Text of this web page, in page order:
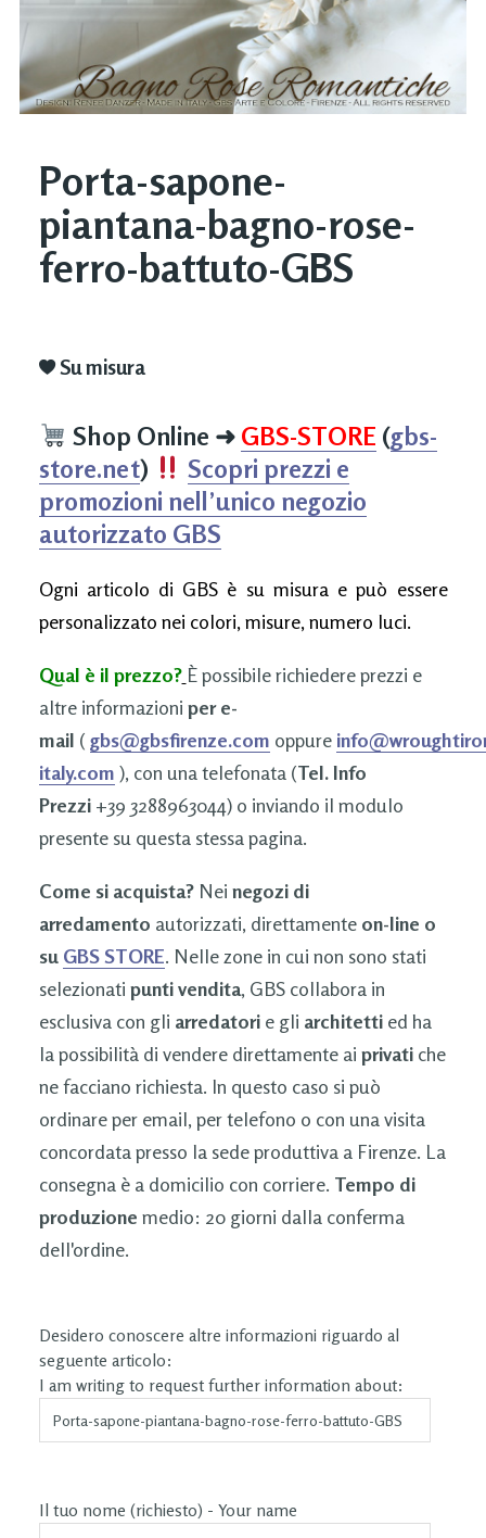
Porta-sapone-
piantana-bagno-rose-
ferro-battuto-GBS
Su misura
Shop Online ➜ GBS-STORE (gbs-
store.net)
Scopri prezzi e
promozioni nell’unico negozio
autorizzato GBS
Ogni articolo di GBS è su misura e può essere
personalizzato nei colori, misure, numero luci.
Qual è il prezzo? È possibile richiedere prezzi e
altre informazioni per e-
mail ( gbs@gbsfirenze.com oppure
italy.com ), con una telefonata (Tel. Info
Prezzi+39 3288963044) o inviando il modulo
presente su questa stessa pagina.
Come si acquista?Nei negozi di
arredamento autorizzati, direttamente on-line o
su GBS STORE. Nelle zone in cui non sono stati
selezionati punti vendita, GBS collabora in
esclusiva con gli arredatorie gli architettied ha
la possibilità di vendere direttamente ai privatiche
ne facciano richiesta. In questo caso si può
ordinare per email, per telefono o con una visita
concordata presso la sede produttiva a Firenze. La
consegna è a domicilio con corriere. Tempo di
produzione medio: 20 giorni dalla conferma
dell'ordine.
Desidero conoscere altre informazioni riguardo al
seguente articolo:
I am writing to request further information about:
Il tuo nome (richiesto) - Your name